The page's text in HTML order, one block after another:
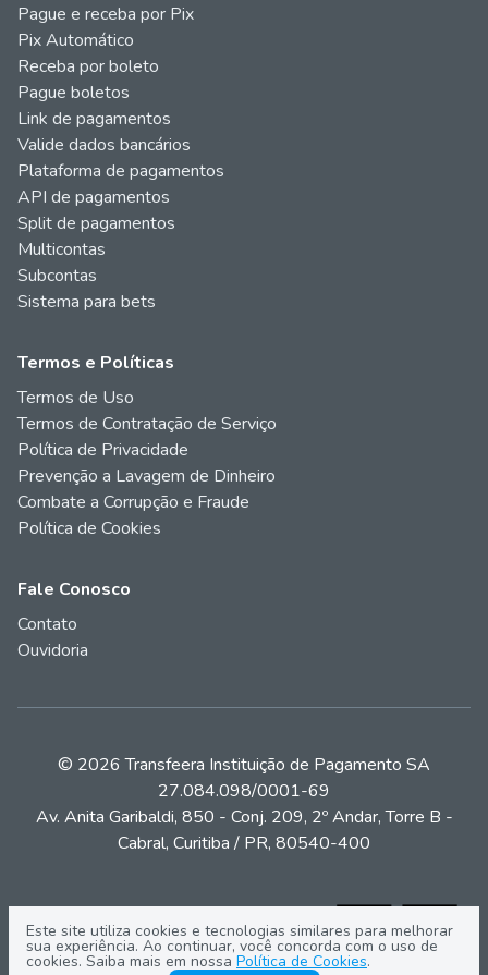
Pague e receba por Pix
Pix Automático
Receba por boleto
Pague boletos
Link de pagamentos
Valide dados bancários
Plataforma de pagamentos
API de pagamentos
Split de pagamentos
Multicontas
Subcontas
Sistema para bets
Termos e Políticas
Termos de Uso
Termos de Contratação de Serviço
Política de Privacidade
Prevenção a Lavagem de Dinheiro
Combate a Corrupção e Fraude
Política de Cookies
Fale Conosco
Contato
Ouvidoria
© 2026 Transfeera Instituição de Pagamento SA
27.084.098/0001-69
Av. Anita Garibaldi, 850 - Conj. 209, 2º Andar, Torre B -
Cabral, Curitiba / PR, 80540-400
Este site utiliza cookies e tecnologias similares para melhorar
sua experiência. Ao continuar, você concorda com o uso de
cookies. Saiba mais em nossa Política de Cookies.